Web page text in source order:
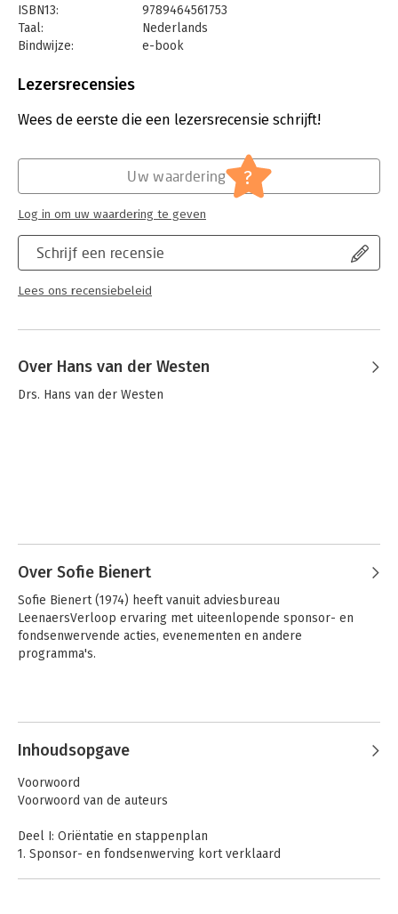
ISBN13:
9789464561753
Taal:
Nederlands
Bindwijze:
e-book
Bestandsformaat:
Uitgever:
Amsterdam University Press
Hoofdrubriek:
Lezersrecensies
Wees de eerste die een lezersrecensie schrijft!
Schrijf een recensie
Lees ons recensiebeleid
Uw waardering ?
Log in om uw waardering te geven
Over Hans van der Westen
Drs. Hans van der Westen
Over Sofie Bienert
Sofie Bienert (1974) heeft vanuit adviesbureau
LeenaersVerloop ervaring met uiteenlopende sponsor- en
fondsenwervende acties, evenementen en andere
programma's.
Inhoudsopgave
Voorwoord
Voorwoord van de auteurs
Deel I: Oriëntatie en stappenplan
1. Sponsor- en fondsenwerving kort verklaard